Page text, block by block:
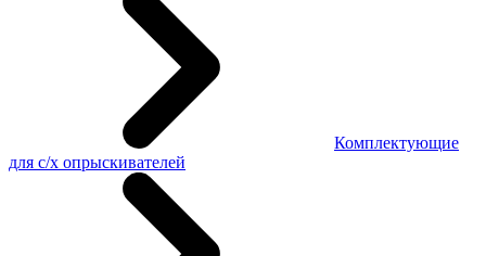
Комплектующие
для с/х опрыскивателей